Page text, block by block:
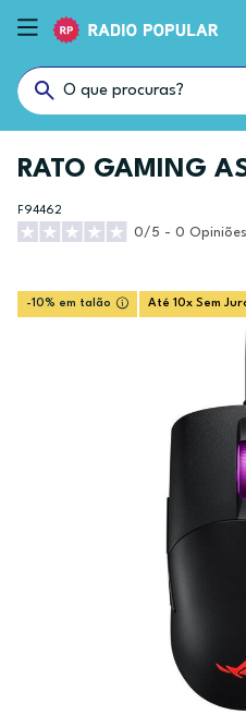
RATO GAMING
F94462
0/5 - 0 Opiniões
-10% em talão Até 10x Sem